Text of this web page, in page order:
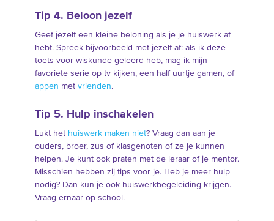
Tip 4. Beloon jezelf
Geef jezelf een kleine beloning als je je huiswerk af
hebt. Spreek bijvoorbeeld met jezelf af: als ik deze
toets voor wiskunde geleerd heb, mag ik mijn
favoriete serie op tv kijken, een half uurtje gamen, of
appen met vrienden.
Tip 5. Hulp inschakelen
Lukt het huiswerk maken niet? Vraag dan aan je
ouders, broer, zus of klasgenoten of ze je kunnen
helpen. Je kunt ook praten met de leraar of je mentor.
Misschien hebben zij tips voor je. Heb je meer hulp
nodig? Dan kun je ook huiswerkbegeleiding krijgen.
Vraag ernaar op school.